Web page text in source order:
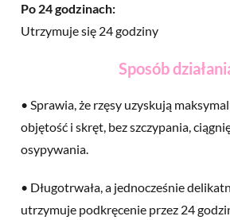
Po 24 godzinach:
Utrzymuje się 24 godziny
Sposób
• Sprawia, że rzęsy uzyskują
objętość i skręt, bez szczypania,
osypywania.
• Długotrwała, a jednocześnie
utrzymuje podkręcenie przez 24